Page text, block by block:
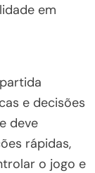
em
e decisões
deve
rápidas,
o jogo e